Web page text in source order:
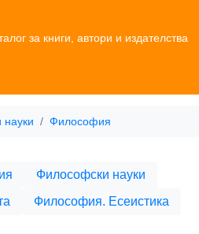
за книги, автори и издателства
науки Философия
Философски науки
Философия. Есеистика